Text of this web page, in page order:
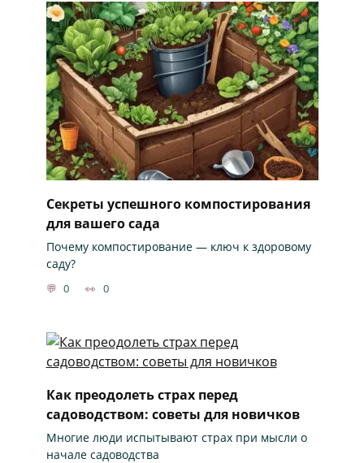
Секреты успешного компостирования
для вашего сада
Почему компостирование — ключ к здоровому
саду?
0 0
Как преодолеть страх перед
садоводством: советы для новичков
Многие люди испытывают страх при мысли о
начале садоводства